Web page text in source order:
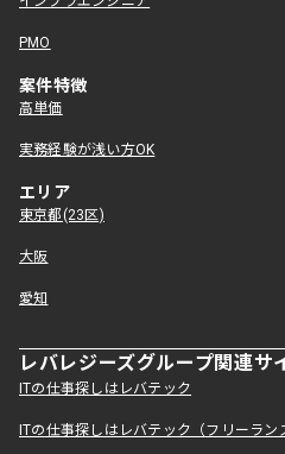
PMO
案件特徴
高単価
実務経験が浅い方OK
エリア
東京都(23区)
大阪
愛知
レバレジーズグループ関連サ
ITの仕事探しはレバテック
ITの仕事探しはレバテック（フリーラン